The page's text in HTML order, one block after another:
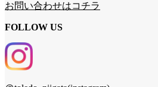
お問い合わせはコチラ
FOLLOW US